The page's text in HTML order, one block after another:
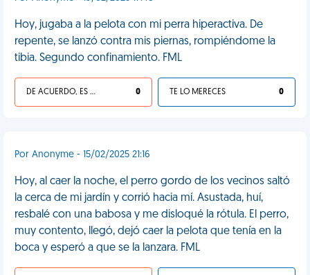
Hoy, jugaba a la pelota con mi perra hiperactiva. De
repente, se lanzó contra mis piernas, rompiéndome la
tibia. Segundo confinamiento. FML
DE ACUERDO, ES UNA VIDA HP 0 TE LO MERECES 0
Por Anonyme - 15/02/2025 21:16
Hoy, al caer la noche, el perro gordo de los vecinos saltó
la cerca de mi jardín y corrió hacia mí. Asustada, huí,
resbalé con una babosa y me disloqué la rótula. El perro,
muy contento, llegó, dejó caer la pelota que tenía en la
boca y esperó a que se la lanzara. FML